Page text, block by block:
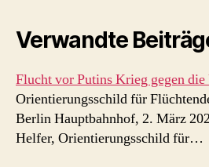
Verwandte
Flucht vor Putins Krieg gegen
Orientierungsschild für
Berlin Hauptbahnhof, 2. März
Helfer, Orientierungsschild für…